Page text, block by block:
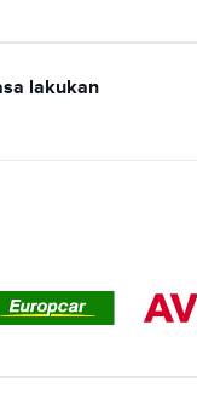
lakukan